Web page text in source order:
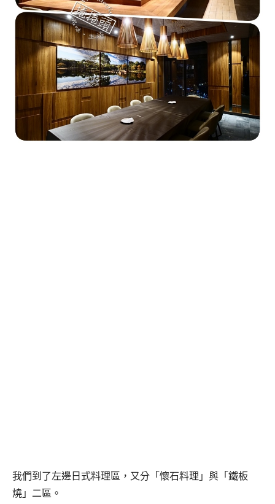
我們到了左邊日式料理區，又分「懷石料理」與「鐵板
燒」二區。